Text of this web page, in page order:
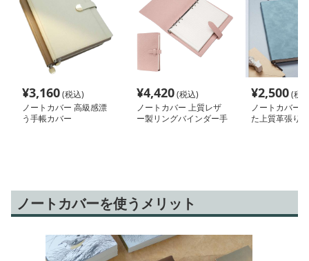
¥3,160(税込)
ノートカバー 高級感漂
う手帳カバー
¥4,420(税込)
ノートカバー 上質レザ
ー製リングバインダー手
¥2,500(税
ノートカバー
た上質革張り
ノートカバーを使うメリット